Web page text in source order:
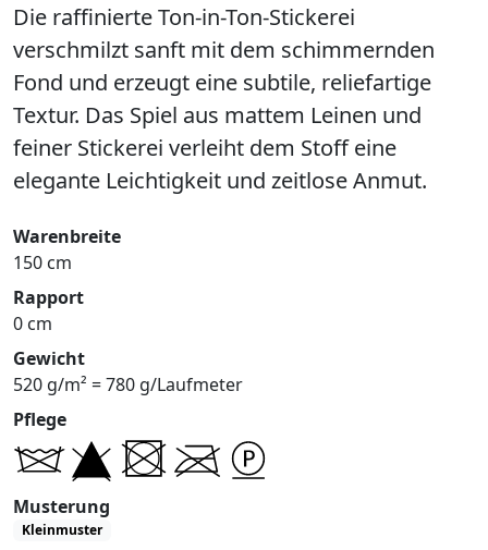
Die raffinierte Ton-in-Ton-Stickerei
verschmilzt sanft mit dem schimmernden
Fond und erzeugt eine subtile, reliefartige
Textur. Das Spiel aus mattem Leinen und
feiner Stickerei verleiht dem Stoff eine
elegante Leichtigkeit und zeitlose Anmut.
Warenbreite
150 cm
Rapport
0 cm
Gewicht
520 g/m² = 780 g/Laufmeter
Pflege
Musterung
Kleinmuster